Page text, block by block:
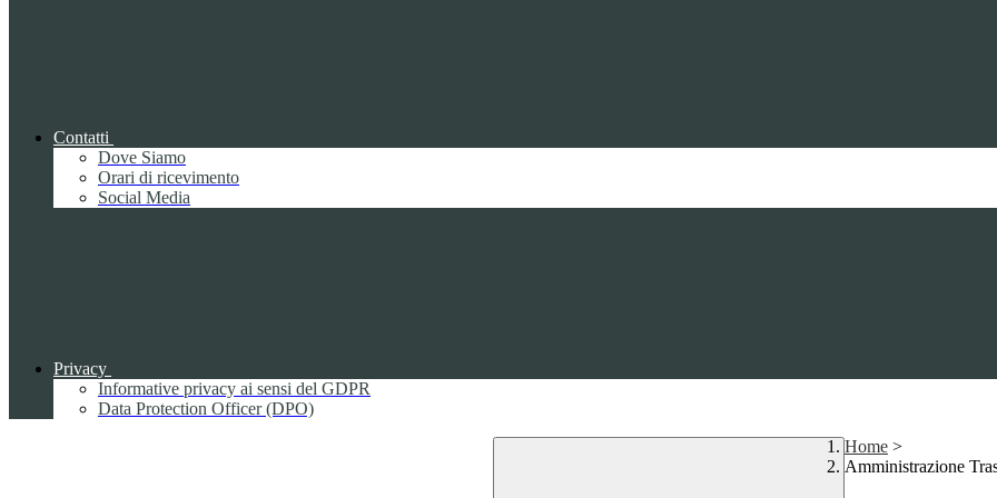
Contatti
Dove Siamo
Orari di ricevimento
Social Media
Privacy
Informative privacy ai sensi del GDPR
Data Protection Officer (DPO)
Home >
Amministrazione